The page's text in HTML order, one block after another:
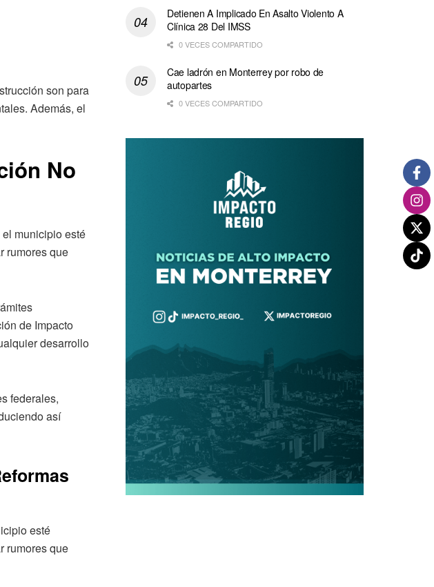
son para
Además, el
No
municipio esté
rumores que
de Impacto
desarrollo
federales,
así
esté
rumores que
Detienen A Implicado En Asalto Violento A
Clínica 28 Del IMSS
0 VECES COMPARTIDO
Cae ladrón en Monterrey por robo de
autopartes
0 VECES COMPARTIDO